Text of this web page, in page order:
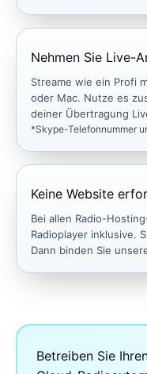
Nehmen Sie Live-
Streame wie ein Profi
oder Mac. Nutze es
deiner Übertragung
*Skype-Telefonnummer
Keine Website
Bei allen Radio-
Radioplayer inklusive.
Dann binden Sie
Betreiben Sie